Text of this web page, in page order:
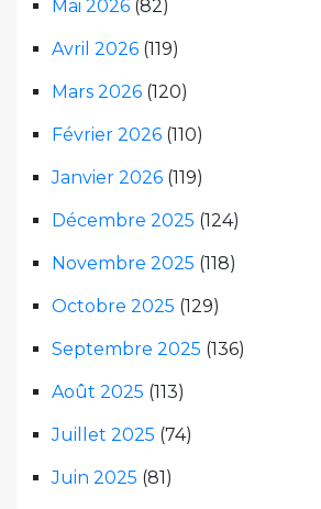
Mai 2026 (82)
Avril 2026 (119)
Mars 2026 (120)
Février 2026 (110)
Janvier 2026 (119)
Décembre 2025 (124)
Novembre 2025 (118)
Octobre 2025 (129)
Septembre 2025 (136)
Août 2025 (113)
Juillet 2025 (74)
Juin 2025 (81)